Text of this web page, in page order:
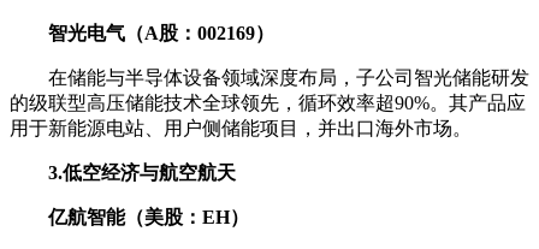
智光电气（A股：002169）
在储能与半导体设备领域深度布局，子公司智光储能研发
的级联型高压储能技术全球领先，循环效率超90%。其产品应
用于新能源电站、用户侧储能项目，并出口海外市场。
3.低空经济与航空航天
亿航智能（美股：EH）